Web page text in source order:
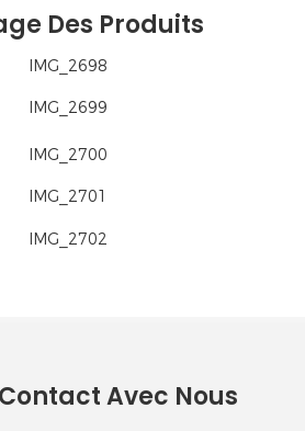
Des Produits
Avec Nous